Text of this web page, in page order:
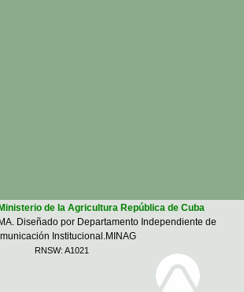
de la Agricultura República de Cuba
Diseñado por Departamento Independiente de
Institucional.MINAG
RNSW: A1021